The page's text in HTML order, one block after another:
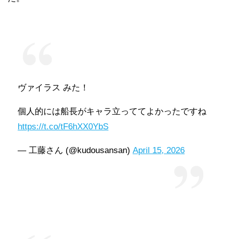
ヴァイラス みた！
個人的には船長がキャラ立っててよかったですね
https://t.co/tF6hXX0YbS
— 工藤さん (@kudousansan) April 15, 2026